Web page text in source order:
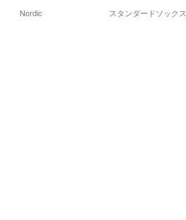
Nordic
スタンダードソックス